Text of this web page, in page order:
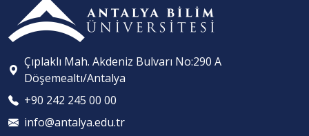
Çıplaklı Mah. Akdeniz Bulvarı No:290 A
Döşemealtı/Antalya
+90 242 245 00 00
info@antalya.edu.tr